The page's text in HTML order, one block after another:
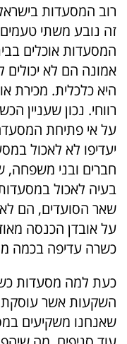
רוב המסעדות
זה נובע משתי
המסעדות אוכלים
אמונה הם לא יכולים
היא כלכלית. מכירת
רווחי. נכון שעניין
על אי פתיחת
יעדיפו לא לאכול
חברים ובני
בעיה לאכול
שאר הסועדים, הם לא
על אובדן הכנסה
כשרה עדיפה בכמה
כעת למה מסעדות
השקעות אשר עוסקת
שאנחנו משקיעים